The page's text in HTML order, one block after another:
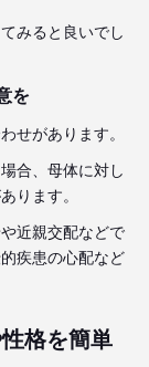
みると良いでし
を
せがあります。
合、母体に対し
ります。
近親交配などで
疾患の心配など
格を簡単